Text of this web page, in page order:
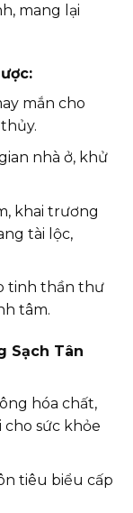
mang lại
mắn cho
nhà ở, khử
khai trương
tài lộc,
tinh thần thư
tâm.
Sạch Tân
hóa chất,
sức khỏe
tiêu biểu cấp